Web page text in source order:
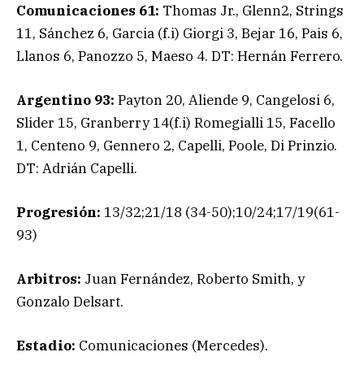
Comunicaciones 61: Thomas Jr., Glenn2, Strings
11, Sánchez 6, Garcia (f.i) Giorgi 3, Bejar 16, Pais 6,
Llanos 6, Panozzo 5, Maeso 4. DT: Hernán Ferrero.
Argentino 93: Payton 20, Aliende 9, Cangelosi 6,
Slider 15, Granberry 14(f.i) Romegialli 15, Facello
1, Centeno 9, Gennero 2, Capelli, Poole, Di Prinzio.
DT: Adrián Capelli.
Progresión: 13/32;21/18 (34-50);10/24;17/19(61-
93)
Arbitros: Juan Fernández, Roberto Smith, y
Gonzalo Delsart.
Estadio: Comunicaciones (Mercedes).